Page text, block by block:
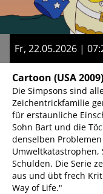
Fr, 22.05.2026 |
Cartoon (USA 2009)
Die Simpsons sind
Zeichentrickfamilie
für erstaunliche
Sohn Bart und die
denselben
Umweltkatastrophen,
Schulden. Die Serie
aus und übt frech
Way of Life."